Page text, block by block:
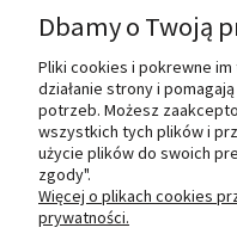
Dbamy o Twoją
Pliki cookies i pokrewne
działanie strony i
potrzeb. Możesz
wszystkich tych plików i
użycie plików do swoich
zgody".
Więcej o plikach cookies
prywatności.